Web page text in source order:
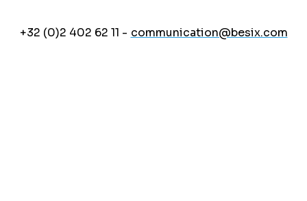
+32 (0)2 402 62 11 - communication@besix.com